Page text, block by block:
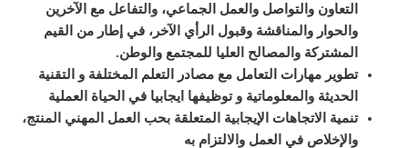
التعاون والتواصل والعمل الجماعي، والتفاعل مع الآخرين
والحوار والمناقشة وقبول الرأي الآخر، في إطار من القيم
المشتركة والمصالح العليا للمجتمع والوطن.
تطوير مهارات التعامل مع مصادر التعلم المختلفة و التقنية
الحديثة والمعلوماتية و توظيفها ايجابيا في الحياة العملية
تنمية الاتجاهات الإيجابية المتعلقة بحب العمل المهني المنتج،
والإخلاص في العمل والالتزام به